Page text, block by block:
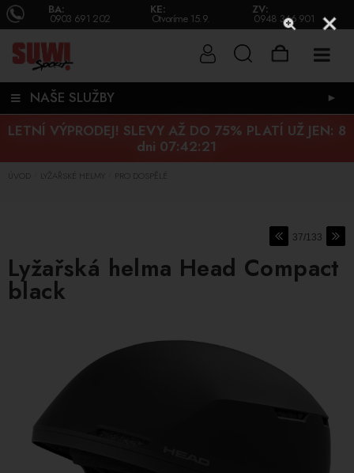
BA:
0903 691 202
KE:
Otvoríme 15.9.
ZV:
0948 346 901
NAŠE SLUŽBY ►
LETNÍ VÝPRODEJ! SLEVY AŽ DO 75% PLATÍ UŽ JEN: 8
dni 07:42:20
ÚVOD LYŽAŘSKÉ HELMY PRO DOSPĚLÉ
37/133
Lyžařská helma Head Compact
black